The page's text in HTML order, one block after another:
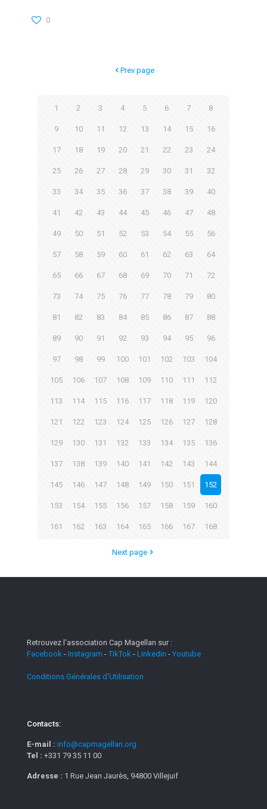
0
Prev page
1 2 3 4 5 6 7 8
9 10 11 12 13 14 15 16
17 18 19 20 21 22 23 24
25 26 27 28 29 30 31 32
33 34 35 36 37 38 39 40
41 42 43 44 45 46 47 48
49 50 51 52 53 54 55 56
57 58 59 60 61 62 63 64
65 66 67 68 69 70 71 72
73 74 75 76 77 78 79 80
81 82 83 84 85 86 87 88
89 90 91 92 93 94 95 96
97 98 99 100 101 102 103 104
105 106 107 108 109 110 111 112
113 114 115 116 117 118 119 120
121 122 123 124 125 126 127 128
129 130 131 132 133 134 135 136
137 138 139 140 141 142 143 144
145 146 147 148 149 150 151 152
153 154 155 156 157 158 159 160
161 162 163 164 165 166 167 168
Next page
Retrouvez l'association Cap Magellan sur :
Facebook - Instagram -TikTok - Linkedin - Youtube
Conditions Générales d'Utilisation
Contacts:
E-mail : info@capmagellan.org
Tel : +331 79 35 11 00
Adresse : 1 Rue Jean Jaurès, 94800 Villejuif